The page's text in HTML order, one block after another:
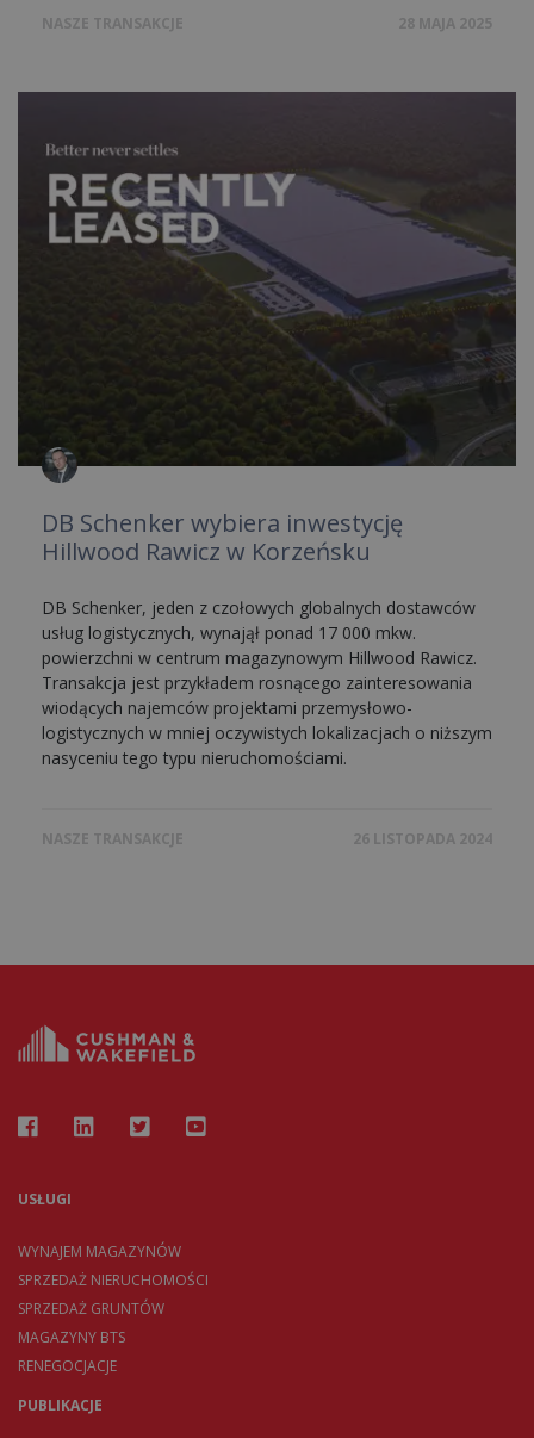
NASZE TRANSAKCJE 28 MAJA 2025
DB Schenker wybiera inwestycję
Hillwood Rawicz w Korzeńsku
DB Schenker, jeden z czołowych globalnych dostawców
usług logistycznych, wynajął ponad 17 000 mkw.
powierzchni w centrum magazynowym Hillwood Rawicz.
Transakcja jest przykładem rosnącego zainteresowania
wiodących najemców projektami przemysłowo-
logistycznych w mniej oczywistych lokalizacjach o niższym
nasyceniu tego typu nieruchomościami.
NASZE TRANSAKCJE 26 LISTOPADA 2024
USŁUGI
WYNAJEM MAGAZYNÓW
SPRZEDAŻ NIERUCHOMOŚCI
SPRZEDAŻ GRUNTÓW
MAGAZYNY BTS
RENEGOCJACJE
PUBLIKACJE